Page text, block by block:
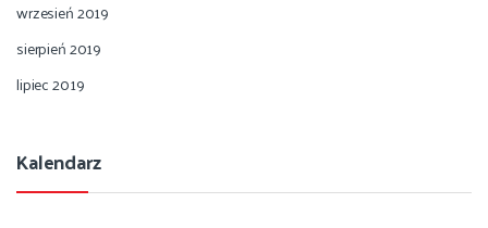
wrzesień 2019
sierpień 2019
lipiec 2019
Kalendarz